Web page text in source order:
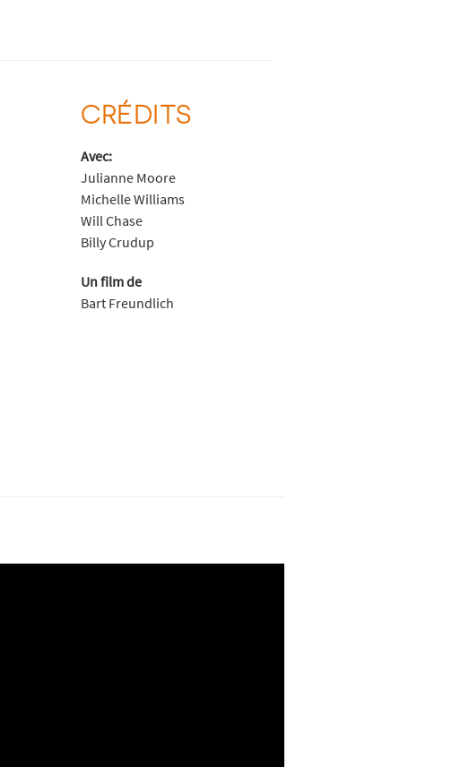
CRÉDITS
Avec:
Julianne Moore
Michelle Williams
Will Chase
Billy Crudup
Un film de
Bart Freundlich